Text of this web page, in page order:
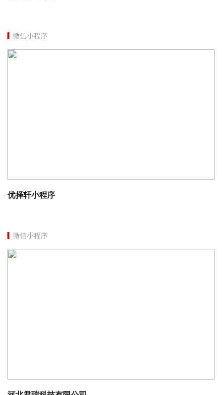
微信小程序
优择轩小程序
微信小程序